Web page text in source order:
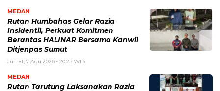
MEDAN
Rutan Humbahas Gelar Razia
Insidentil, Perkuat Komitmen
Berantas HALINAR Bersama Kanwil
Ditjenpas Sumut
Jumat, 7 Agu 2026 - 20:25 WIB
MEDAN
Rutan Tarutung Laksanakan Razia